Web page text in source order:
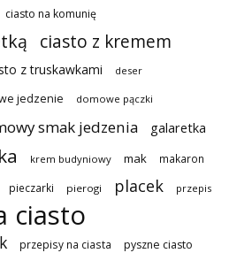
ciasto na komunię
ciasto z kremem
z truskawkami deser
jedzenie domowe pączki
smak jedzenia galaretka
krem budyniowy mak makaron
pieczarki pierogi placek przepis
ciasto
przepisy na ciasta pyszne ciasto